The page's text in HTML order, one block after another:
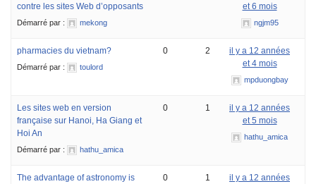
contre les sites Web d’opposants
Démarré par : mekong
et 6 mois
ngjm95
pharmacies du vietnam?
Démarré par : toulord
0 2
il y a 12 années
et 4 mois
mpduongbay
Les sites web en version
française sur Hanoi, Ha Giang et
Hoi An
Démarré par : hathu_amica
0 1
il y a 12 années
et 5 mois
hathu_amica
The advantage of astronomy is
0 1
il y a 12 années